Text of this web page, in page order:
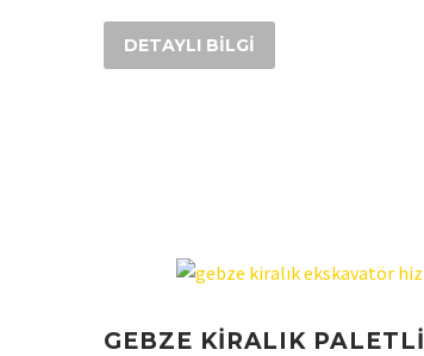
DETAYLI BILGI
GEBZE KİRALIK PALETLİ